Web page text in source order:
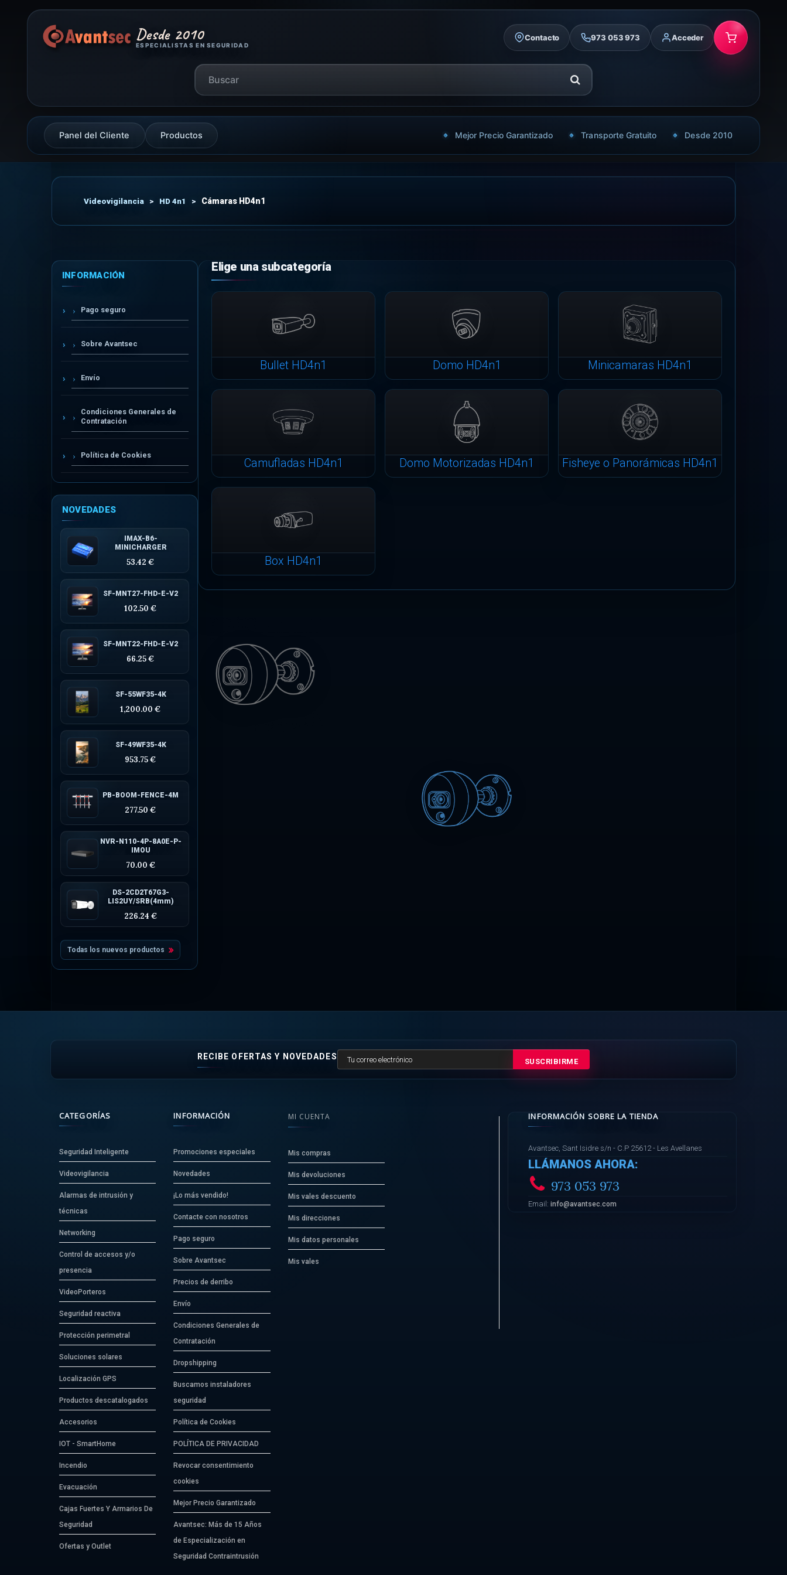
Desde 2010
ESPECIALISTAS EN SEGURIDAD
Contacto 973 053 973 Acceder
Panel del Cliente Productos Mejor Precio Garantizado Transporte Gratuito Desde 2010
Videovigilancia > HD 4n1 > Cámaras HD4n1
INFORMACIÓN
Pago seguro
Sobre Avantsec
Envío
Condiciones Generales de
Contratación
Política de Cookies
NOVEDADES
IMAX-B6-
MINICHARGER
53.42 €
SF-MNT27-FHD-E-V2
102.50 €
SF-MNT22-FHD-E-V2
66.25 €
SF-55WF35-4K
1,200.00 €
SF-49WF35-4K
953.75 €
PB-BOOM-FENCE-4M
277.50 €
NVR-N110-4P-8A0E-P-
IMOU
70.00 €
DS-2CD2T67G3-
LIS2UY/SRB(4mm)
226.24 €
Todas los nuevos productos
Bullet HD4n1 Domo HD4n1 Minicamaras HD4n1
Camufladas HD4n1 Domo Motorizadas HD4n1 Fisheye o Panorámicas HD4n1
Box HD4n1
RECIBE OFERTAS Y NOVEDADES
SUSCRIBIRME
CATEGORÍAS
Seguridad Inteligente
Videovigilancia
Alarmas de intrusión y
técnicas
Networking
Control de accesos y/o
presencia
VideoPorteros
Seguridad reactiva
Protección perimetral
Soluciones solares
Localización GPS
Productos descatalogados
Accesorios
IOT - SmartHome
Incendio
Evacuación
Cajas Fuertes Y Armarios De
Seguridad
Ofertas y Outlet
INFORMACIÓN
Promociones especiales
Novedades
¡Lo más vendido!
Contacte con nosotros
Pago seguro
Sobre Avantsec
Precios de derribo
Envío
Condiciones Generales de
Contratación
Dropshipping
Buscamos instaladores
seguridad
Política de Cookies
POLÍTICA DE PRIVACIDAD
Revocar consentimiento
cookies
Mejor Precio Garantizado
Avantsec: Más de 15 Años
de Especialización en
Seguridad Contraintrusión
MI CUENTA
Mis compras
Mis devoluciones
Mis vales descuento
Mis direcciones
Mis datos personales
Mis vales
INFORMACIÓN SOBRE LA TIENDA
Avantsec, Sant Isidre s/n - C.P 25612 - Les Avellanes
LLÁMANOS AHORA:
973 053 973
Email:info@avantsec.com